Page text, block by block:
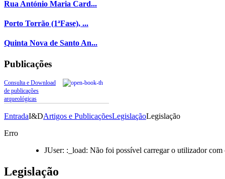
Rua António Maria Card...
Porto Torrão (1ªFase), ...
Quinta Nova de Santo An...
Publicações
Consulta e Download
de publicações
arqueológicas
EntradaI&DArtigos e PublicaçõesLegislaçãoLegislação
Erro
JUser: :_load: Não foi possível carregar o utilizador
Legislação